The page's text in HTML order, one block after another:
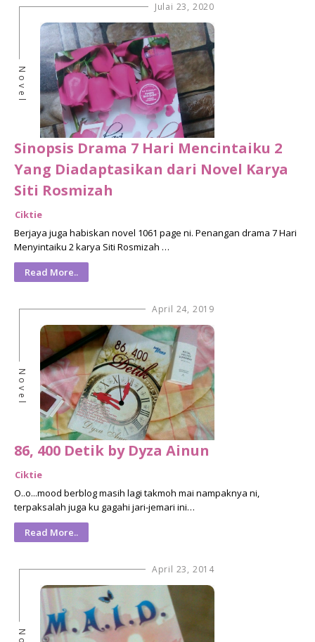
Julai 23, 2020
Novel
Sinopsis Drama 7 Hari Mencintaiku 2
Yang Diadaptasikan dari Novel Karya
Siti Rosmizah
Ciktie
Berjaya juga habiskan novel 1061 page ni. Penangan drama 7 Hari
Menyintaiku 2 karya Siti Rosmizah …
Read More..
April 24, 2019
Novel
86, 400 Detik by Dyza Ainun
Ciktie
O..o...mood berblog masih lagi takmoh mai nampaknya ni,
terpaksalah juga ku gagahi jari-jemari ini…
Read More..
April 23, 2014